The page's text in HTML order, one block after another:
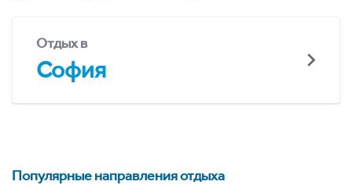
Отдых в
София
Популярные направления отдыха